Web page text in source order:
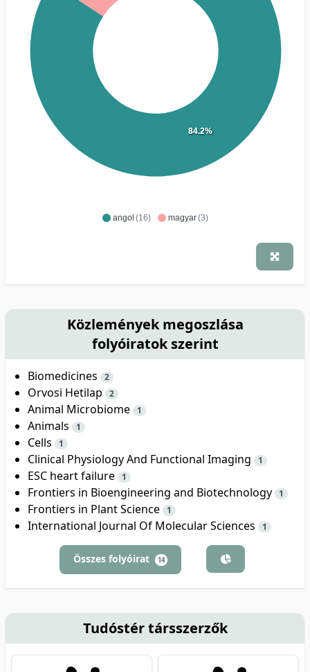
angol (16) magyar(3)
84.2%
Közlemények megoszlása
folyóiratok szerint
Biomedicines 2
Orvosi Hetilap 2
Animal Microbiome 1
Animals 1
Cells 1
Clinical Physiology And Functional Imaging 1
ESC heart failure 1
Frontiers in Bioengineering and Biotechnology 1
Frontiers in Plant Science 1
International Journal Of Molecular Sciences 1
Összes folyóirat 14
Tudóstér társszerzők